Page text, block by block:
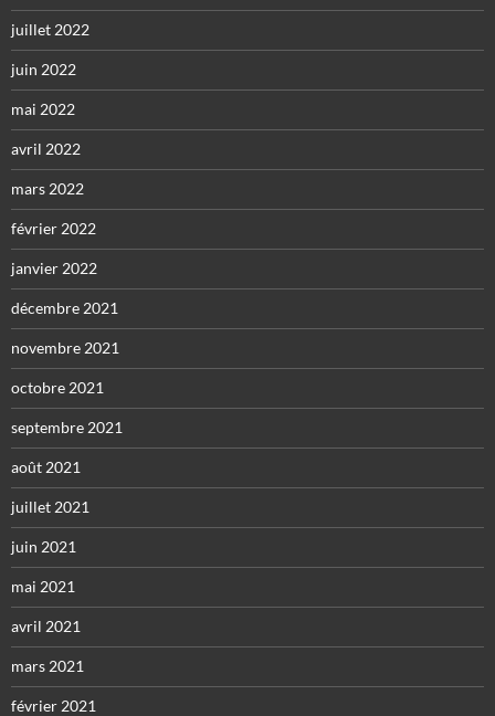
juillet 2022
juin 2022
mai 2022
avril 2022
mars 2022
février 2022
janvier 2022
décembre 2021
novembre 2021
octobre 2021
septembre 2021
août 2021
juillet 2021
juin 2021
mai 2021
avril 2021
mars 2021
février 2021